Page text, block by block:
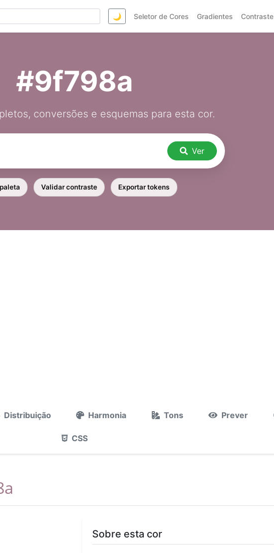
🌙 Seletor de Cores Gradientes Contraste
#9f798a
conversões e esquemas para esta cor.
Ver
Validar contraste Exportar tokens
Distribuição Harmonia Tons Prever
CSS
Sobre esta cor